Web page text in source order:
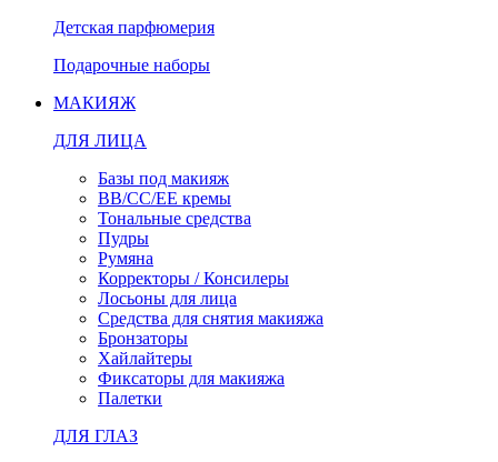
Детская парфюмерия
Подарочные наборы
МАКИЯЖ
ДЛЯ ЛИЦА
Базы под макияж
BB/CC/EE кремы
Тональные средства
Пудры
Румяна
Корректоры / Консилеры
Лосьоны для лица
Средства для снятия макияжа
Бронзаторы
Хайлайтеры
Фиксаторы для макияжа
Палетки
ДЛЯ ГЛАЗ